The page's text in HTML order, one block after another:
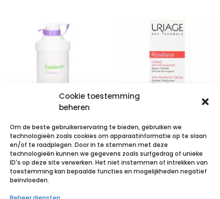
Cookie toestemming
beheren
Om de beste gebruikerservaring te bieden, gebruiken we
technologieën zoals cookies om apparaatinformatie op te slaan
en/of te raadplegen. Door in te stemmen met deze
technologieën kunnen we gegevens zoals surfgedrag of unieke
ID's op deze site verwerken. Het niet instemmen of intrekken van
toestemming kan bepaalde functies en mogelijkheden negatief
beïnvloeden.
Epaderm
Creme 500g
99400824
17,87 incl. btw
Uriage
Roseliane
Creme Anti
Roodheid Tube